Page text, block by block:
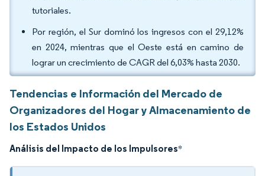
tutoriales.
Por región, el Sur dominó los ingresos con el 29,12%
en 2024, mientras que el Oeste está en camino de
lograr un crecimiento de CAGR del 6,03% hasta 2030.
Tendencias e Información del Mercado de
Organizadores del Hogar y Almacenamiento de
los Estados Unidos
Análisis del Impacto de los Impulsores*